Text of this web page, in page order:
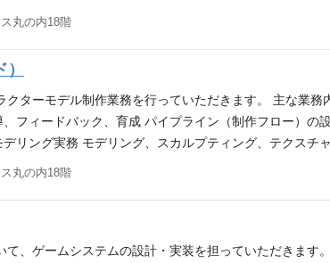
どのキャラクターアクションの仕様作成、実装、モー
開発経験 家庭用ゲーム機向けアクションゲーム開発経
丸の内18階
ターモデル制作業務を行っていただきます。 主な業務
フィードバック、育成 パイプライン（制作フロー）の
リング実務 モデリング、スカルプティング、テクス
Houdini 他 必須スキル Maya, Zbrush, Substance
識と実務経験 ゲーム用アセットとして、品質とパフォ
など）の開発経験 キャラクターリギングの基礎知識
Rendering）などの特定のアートスタイルへの適
丸の内18階
、ゲームシステムの設計・実装を担っていただきます